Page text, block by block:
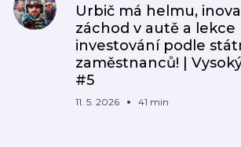
Urbič má helmu,
záchod v autě a lekce
investování podle
zaměstnanců! |
#5
11. 5. 2026 41 min